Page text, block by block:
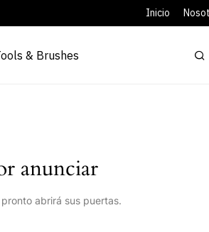
Inicio
& Brushes
anunciar
abrirá sus puertas.